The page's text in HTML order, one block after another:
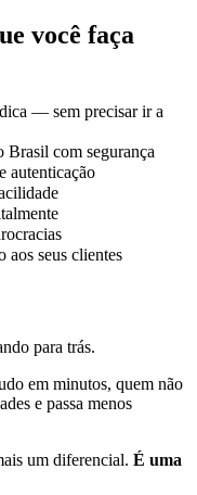
você faça
— sem precisar ir a
Brasil com segurança
autenticação
seus clientes
para trás.
em minutos, quem não
e passa menos
um diferencial. É uma